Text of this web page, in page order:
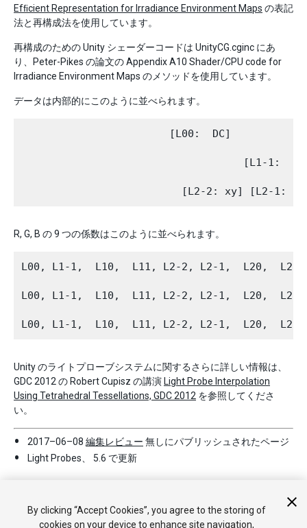
Efﬁcient Representation for Irradiance Environment Maps の表記
法と再構成法を使用しています。
再構成のための Unity シェーダーコードは UnityCG.cginc にあ
り、Peter-Pikes の論文の Appendix A10 Shader/CPU code for
Irradiance Environment Maps のメソッドを使用しています。
データは内部的にこのように並べられます。
                        [L00:  DC]
[L1-1:
R, G, B の 9 つの係数はこのように並べられます。
L00, L1-1,  L10,  L11, L2-2, L2-1,  L20,  L21,
L00, L1-1,  L10,  L11, L2-2, L2-1,  L20,  L21,
Unity のライトプローブシステムに関するさらに詳しい情報は、
GDC 2012 の Robert Cupisz の講演 Light Probe Interpolation
Using Tetrahedral Tessellations, GDC 2012 を参照してくださ
い。
2017–06–08 編集レビュー 無しにパブリッシュされたページ
Light Probes、 5.6 で更新
By clicking “Accept Cookies”, you agree to the storing of
cookies on your device to enhance site navigation,